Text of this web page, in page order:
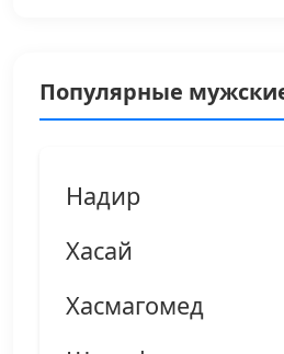
Популярные
Надир
Хасай
Хасмагомед